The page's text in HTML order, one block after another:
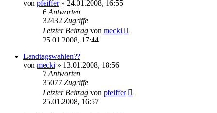
von pfeiffer» 24.01.2008, 16:55
6 Antworten
32432 Zugriffe
Letzter Beitrag von mecki
25.01.2008, 17:44
Landtagswahlen??
von mecki » 13.01.2008, 18:56
7 Antworten
35077 Zugriffe
Letzter Beitrag von pfeiffer
25.01.2008, 16:57